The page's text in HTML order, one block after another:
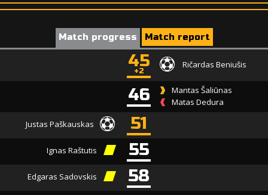
Match progress Match report
45
+2
Ričardas Beniušis
46
Mantas Šaliūnas
Matas Dedura
Justas Paškauskas 51
Ignas Raštutis 55
Edgaras Sadovskis 58